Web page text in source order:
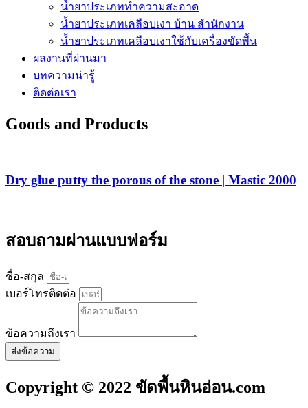
น้ำยาประเภททำความสะอาด
น้ำยาประเภทเคลือบเงา บ้าน สำนักงาน
น้ำยาประเภทเคลือบเงาใช้กับเครื่องขัดพื้น
ผลงานที่ผ่านมา
บทความน่ารู้
ติดต่อเรา
Goods and Products
Dry glue putty the porous of the stone | Mastic 2000
สอบถามผ่านแบบฟอร์ม
ชื่อ-สกุล
เบอร์โทรติดต่อ
ข้อความถึงเรา
ส่งข้อความ
Copyright © 2022 ขัดพื้นหินอ่อน.com